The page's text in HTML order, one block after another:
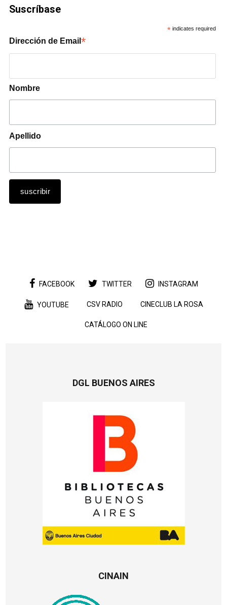
Suscríbase
* indicates required
Dirección de Email*
Nombre
Apellido
FACEBOOK TWITTER INSTAGRAM
YOUTUBE CSV RADIO CINECLUB LA ROSA
CATÁLOGO ON LINE
DGL BUENOS AIRES
CINAIN